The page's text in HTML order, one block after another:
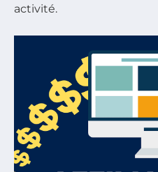
activité.